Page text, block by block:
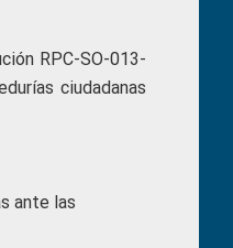
RPC-SO-013-
ciudadanas
ante las